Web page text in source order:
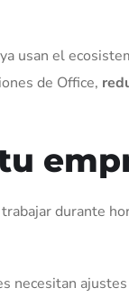
usan el
de Office,
durante
necesitan